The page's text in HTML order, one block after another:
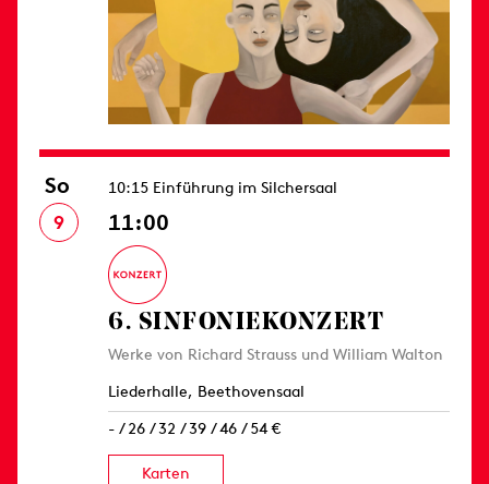
So
9
10:15 Einführung im Silchersaal
11:00
6. SINFONIE­KONZERT
Werke von Richard Strauss und William Walton
Liederhalle, Beethovensaal
- / 26 / 32 / 39 / 46 / 54 €
Karten